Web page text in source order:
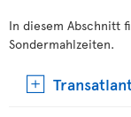
In diesem Abschnitt
Sondermahlzeiten.